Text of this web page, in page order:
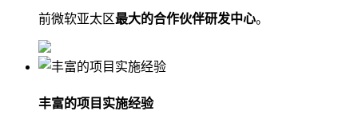
前微软亚太区最大的合作伙伴研发中心。
丰富的项目实施经验